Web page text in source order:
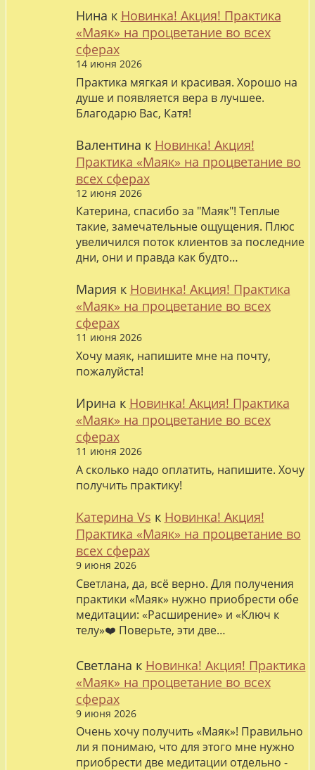
Нина к Новинка! Акция! Практика
«Маяк» на процветание во всех
сферах
14 июня 2026
Практика мягкая и красивая. Хорошо на
душе и появляется вера в лучшее.
Благодарю Вас, Катя!
Валентина к Новинка! Акция!
Практика «Маяк» на процветание во
всех сферах
12 июня 2026
Катерина, спасибо за "Маяк"! Теплые
такие, замечательные ощущения. Плюс
увеличился поток клиентов за последние
дни, они и правда как будто…
Мария к Новинка! Акция! Практика
«Маяк» на процветание во всех
сферах
11 июня 2026
Хочу маяк, напишите мне на почту,
пожалуйста!
Ирина к Новинка! Акция! Практика
«Маяк» на процветание во всех
сферах
11 июня 2026
А сколько надо оплатить, напишите. Хочу
получить практику!
Катерина Vs к Новинка! Акция!
Практика «Маяк» на процветание во
всех сферах
9 июня 2026
Светлана, да, всё верно. Для получения
практики «Маяк» нужно приобрести обе
медитации: «Расширение» и «Ключ к
телу»❤️ Поверьте, эти две…
Светлана к Новинка! Акция! Практика
«Маяк» на процветание во всех
сферах
9 июня 2026
Очень хочу получить «Маяк»! Правильно
ли я понимаю, что для этого мне нужно
приобрести две медитации отдельно -